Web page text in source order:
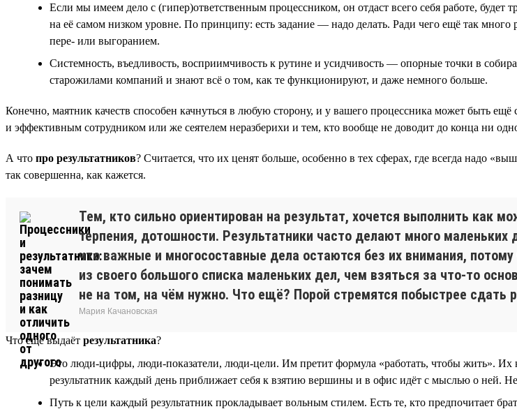
Если мы имеем дело с (гипер)ответственным процессником, он отдаст всего себя работе, будет
на её самом низком уровне. По принципу: есть задание — надо делать. Ради чего ещё так
пере- или выгоранием.
Системность, въедливость, восприимчивость к рутине и усидчивость — опорные точки в
старожилами компаний и знают всё о том, как те функционируют, и даже немного больше.
Конечно, маятник качеств способен качнуться в любую сторону, и у вашего процессника может быть
и эффективным сотрудником или же сеятелем неразберихи и тем, кто вообще не доводит до конца ни
А что про результатников? Считается, что их ценят больше, особенно в тех сферах, где всегда надо
так совершенна, как кажется.
Тем, кто сильно ориентирован на результат, хочется выполнить как
терпения, дотошности. Результатники часто делают много
что важные и многосоставные дела остаются без их внимания,
из своего большого списка маленьких дел, чем взяться за что-то
не на том, на чём нужно. Что ещё? Порой стремятся побыстрее сдать
Мария Качановская
Что ещё выдаёт результатника?
Это люди-цифры, люди-показатели, люди-цели. Им претит формула «работать, чтобы жить». Их
результатник каждый день приближает себя к взятию вершины и в офис идёт с мыслью о ней.
Путь к цели каждый результатник прокладывает вольным стилем. Есть те, кто предпочитает